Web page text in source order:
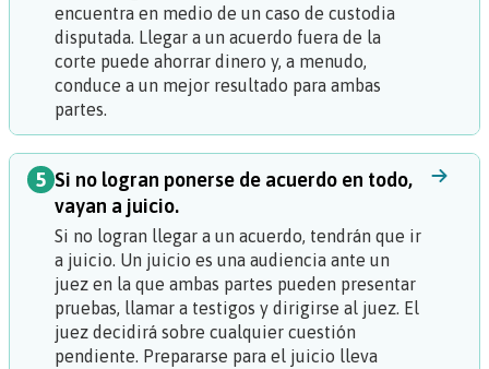
encuentra en medio de un caso de custodia
disputada. Llegar a un acuerdo fuera de la
corte puede ahorrar dinero y, a menudo,
conduce a un mejor resultado para ambas
partes.
5 Si no logran ponerse de acuerdo en todo,
vayan a juicio.
Si no logran llegar a un acuerdo, tendrán que ir
a juicio. Un juicio es una audiencia ante un
juez en la que ambas partes pueden presentar
pruebas, llamar a testigos y dirigirse al juez. El
juez decidirá sobre cualquier cuestión
pendiente. Prepararse para el juicio lleva